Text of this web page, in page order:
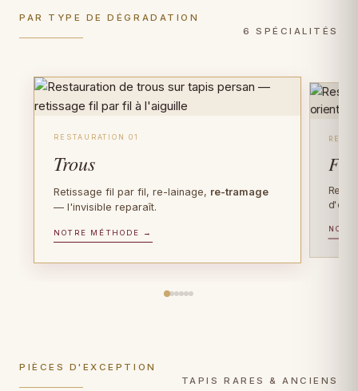
PAR TYPE DE DÉGRADATION
6 SPÉCIALITÉS
RESTAURATION 01
Trous
Retissage fil par fil, re-lainage, re-tramage
— l'invisible reparaît.
NOTRE MÉTHODE →
PIÈCES D'EXCEPTION
TAPIS RARES & ANCIENS
PIÈCES D'EXCEPTION
Tapis anciens
FIBRE PRÉCIEUSE
Tapis en soie